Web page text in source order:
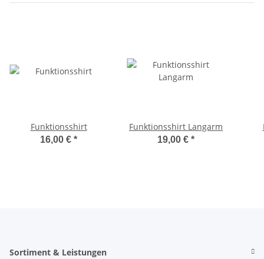
Funktionsshirt
16,00 € *
Funktionsshirt Langarm
19,00 € *
Sortiment & Leistungen